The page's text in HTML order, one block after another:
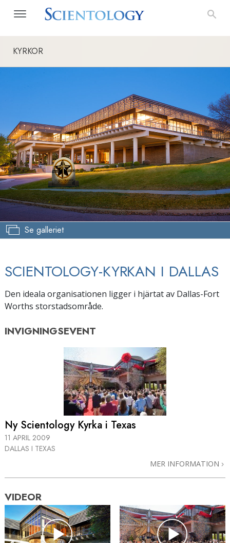
KYRKOR
Se galleriet
SCIENTOLOGY-KYRKAN I DALLAS
Den ideala organisationen ligger i hjärtat av Dallas-Fort
Worths storstadsområde.
INVIGNINGSEVENT
Ny Scientology Kyrka i Texas
11 APRIL 2009
DALLAS I TEXAS
MER INFORMATION
VIDEOR